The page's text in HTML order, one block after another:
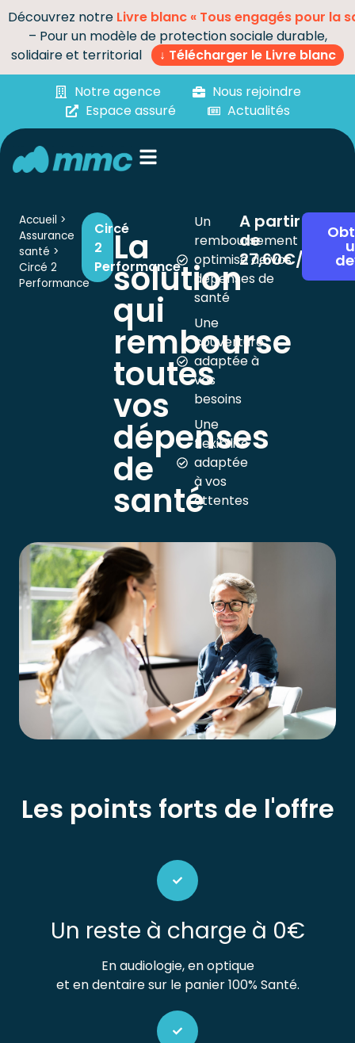
Découvrez notre Livre blanc « Tous engagés pour la
– Pour un modèle de protection sociale durable,
solidaire et territorial
↓ Télécharger le Livre blanc
Notre agence
Nous rejoindre
Espace assuré
Actualités
Accueil >
Assurance
santé >
Circé 2
Performance
Circé
2
Performance
La
solution
qui
rembourse
toutes
vos
dépenses
de
santé
Un
remboursement
optimisé de vos
dépenses de
santé
Une
couverture
adaptée à
vos
besoins
Une
flexibilité
adaptée
à vos
attentes
A partir
de
27,60€/mois
Les points forts de l'offre
Un reste à charge à 0€
En audiologie, en optique
et en dentaire sur le panier 100% Santé.